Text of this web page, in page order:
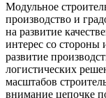
Модульное
производство и
на развитие
интерес со стороны
развитие
логистических
масштабов
внимание цепочке